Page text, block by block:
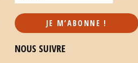
NOUS SUIVRE